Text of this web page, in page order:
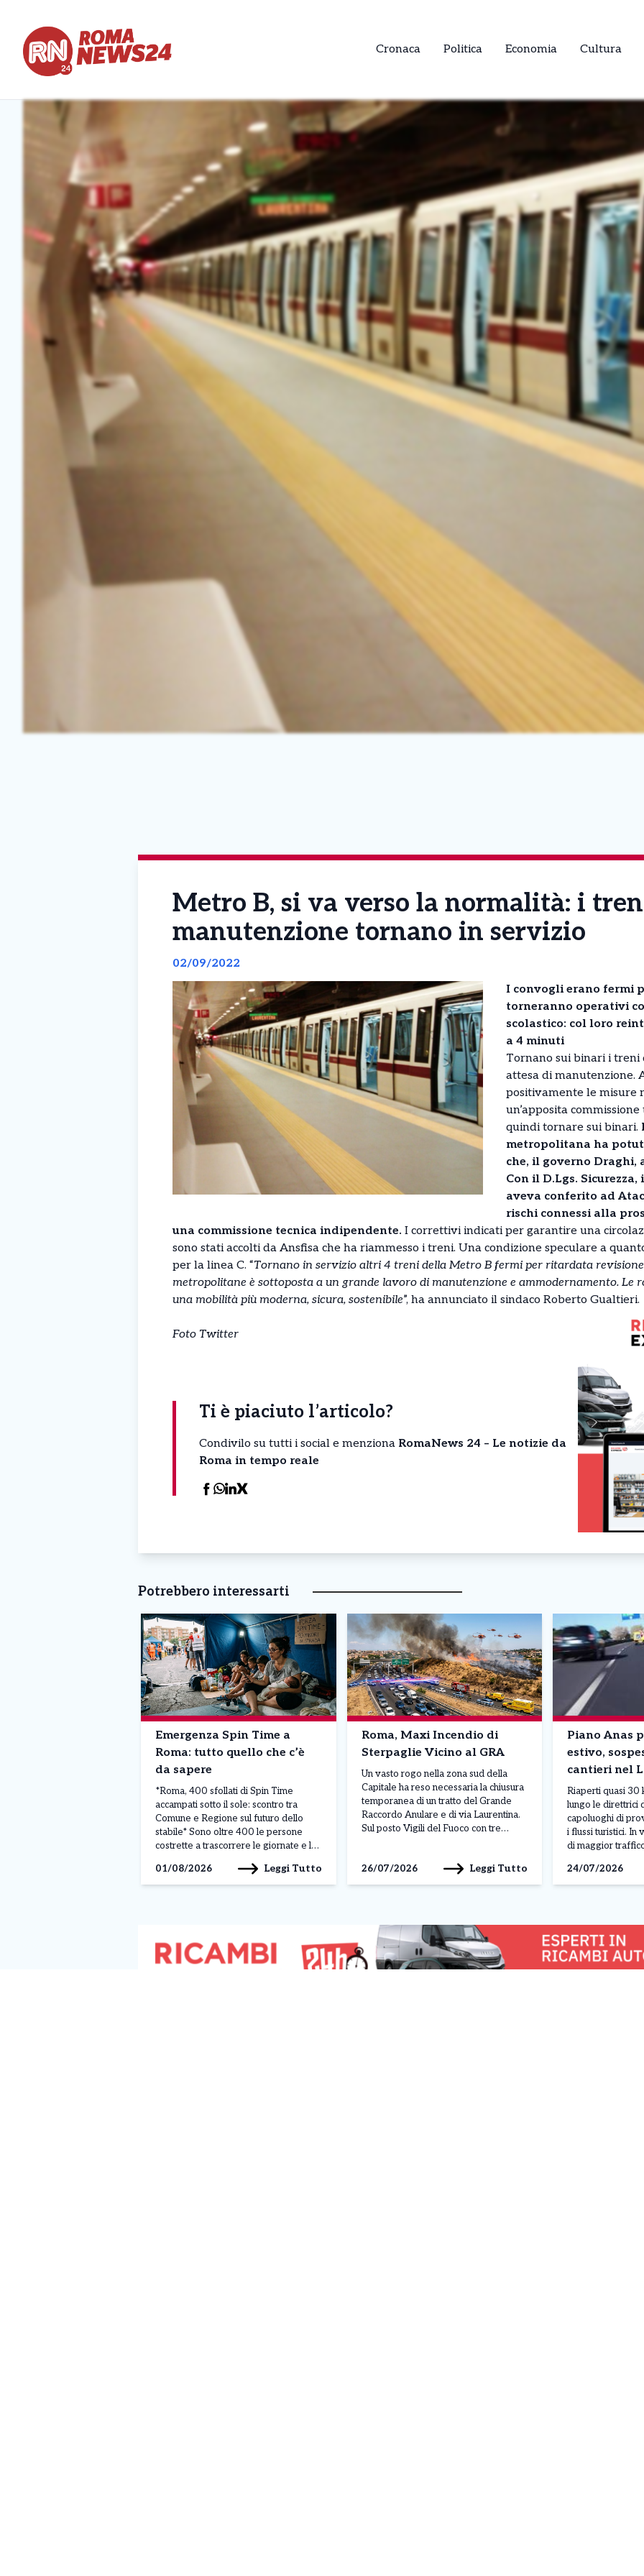
Cronaca Politica Economia Cultura
Metro B, si va verso la normalità: i
manutenzione tornano in servizio
02/09/2022
I convogli erano fermi
torneranno operativi
scolastico: col loro
a 4 minuti
Tornano sui binari i treni
attesa di manutenzione.
positivamente le misure
un’apposita
quindi tornare sui binari.
metropolitana ha
che, il governo Draghi,
Con il D.Lgs.
aveva conferito ad
rischi connessi alla
una commissione tecnica indipendente. I correttivi indicati per garantire una
sono stati accolti da Ansfisa che ha riammesso i treni. Una condizione speculare a
per la linea C. “Tornano in servizio altri 4 treni della Metro B fermi per ritardata
metropolitane è sottoposta a un grande lavoro di manutenzione e ammodernamento. Le
una mobilità più moderna, sicura, sostenibile”, ha annunciato il sindaco Roberto Gualtieri.
Foto Twitter
Ti è piaciuto l’articolo?
Condivilo su tutti i social e menziona RomaNews 24 – Le notizie da
Roma in tempo reale
Potrebbero interessarti
Emergenza Spin Time a
Roma: tutto quello che c’è
da sapere
*Roma, 400 sfollati di Spin Time
accampati sotto il sole: scontro tra
Comune e Regione sul futuro dello
stabile* Sono oltre 400 le persone
costrette a trascorrere le giornate e le
Roma, dopo l’evacuazione dello
stabile occupato di Spin Time Labs, in
01/08/2026 Leggi Tutto
Roma, Maxi Incendio di
Sterpaglie Vicino al GRA
Un vasto rogo nella zona sud della
Capitale ha reso necessaria la chiusura
temporanea di un tratto del Grande
Raccordo Anulare e di via Laurentina.
Sul posto Vigili del Fuoco con tre
pura emergenza sul fronte della
viabilità e della sicurezza nel
26/07/2026 Leggi Tutto
Piano Anas
estivo,
cantieri nel
Riaperti quasi 30
lungo le direttrici
capoluoghi di
i flussi turistici. In
di maggior
Sicura 2026” di
l’intervento si
24/07/2026